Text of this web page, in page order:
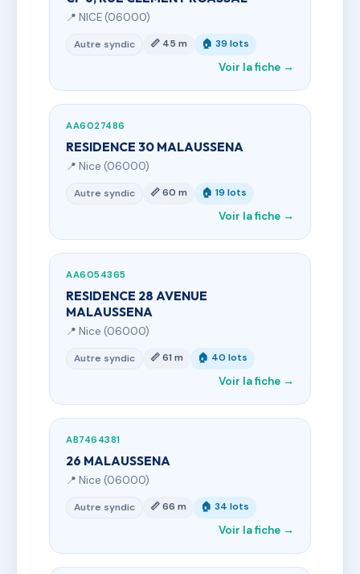
📍 NICE (06000)
Autre syndic 📏 45 m 🏠 39 lots
Voir la fiche →
AA6027486
RESIDENCE 30 MALAUSSENA
📍 Nice (06000)
Autre syndic 📏 60 m 🏠 19 lots
Voir la fiche →
AA6054365
RESIDENCE 28 AVENUE
MALAUSSENA
📍 Nice (06000)
Autre syndic 📏 61 m 🏠 40 lots
Voir la fiche →
AB7464381
26 MALAUSSENA
📍 Nice (06000)
Autre syndic 📏 66 m 🏠 34 lots
Voir la fiche →